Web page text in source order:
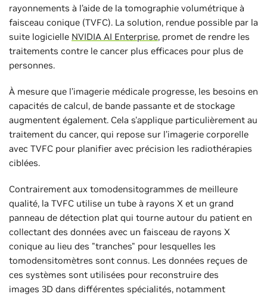
rayonnements à l’aide de la tomographie volumétrique à
faisceau conique (TVFC). La solution, rendue possible par la
suite logicielle NVIDIA AI Enterprise, promet de rendre les
traitements contre le cancer plus efficaces pour plus de
personnes.
À mesure que l’imagerie médicale progresse, les besoins en
capacités de calcul, de bande passante et de stockage
augmentent également. Cela s'applique particulièrement au
traitement du cancer, qui repose sur l’imagerie corporelle
avec TVFC pour planifier avec précision les radiothérapies
ciblées.
Contrairement aux tomodensitogrammes de meilleure
qualité, la TVFC utilise un tube à rayons X et un grand
panneau de détection plat qui tourne autour du patient en
collectant des données avec un faisceau de rayons X
conique au lieu des "tranches" pour lesquelles les
tomodensitomètres sont connus. Les données reçues de
ces systèmes sont utilisées pour reconstruire des
images 3D dans différentes spécialités, notamment